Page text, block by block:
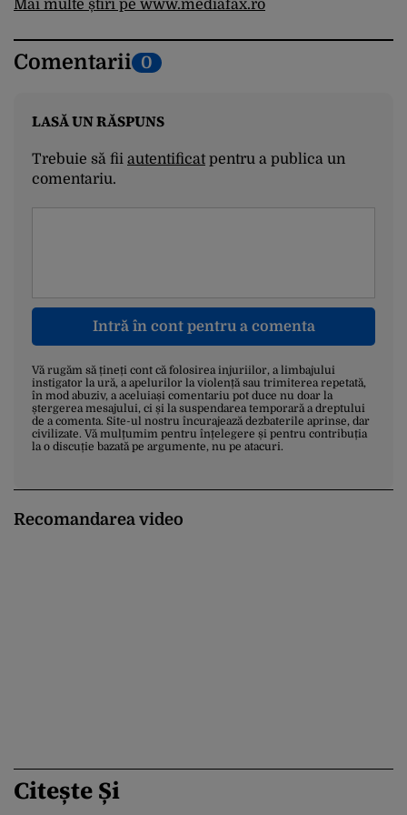
Mai multe știri pe www.mediafax.ro
Comentarii 0
LASĂ UN RĂSPUNS
Trebuie să fii autentificatpentru a publica un
comentariu.
Intră în cont pentru a comenta
Vă rugăm să țineți cont că folosirea injuriilor, a limbajului
instigator la ură, a apelurilor la violență sau trimiterea repetată,
în mod abuziv, a aceluiași comentariu pot duce nu doar la
ștergerea mesajului, ci și la suspendarea temporară a dreptului
de a comenta. Site-ul nostru încurajează dezbaterile aprinse, dar
civilizate. Vă mulțumim pentru înțelegere și pentru contribuția
la o discuție bazată pe argumente, nu pe atacuri.
Recomandarea video
Citește Și